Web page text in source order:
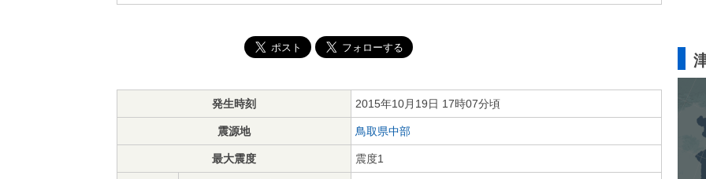
発生時刻 2015年10月19日 17時07分頃
震源地 鳥取県中部
最大震度 震度1